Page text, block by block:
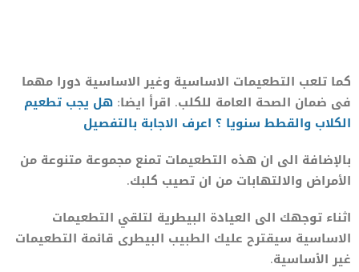
كما تلعب التطعيمات الاساسية وغير الاساسية دورا مهما
فى ضمان الصحة العامة للكلب. اقرأ ايضا: هل يجب تطعيم
الكلاب والقطط سنويا ؟ اعرف الاجابة بالتفصيل
بالإضافة الى ان هذه التطعيمات تمنع مجموعة متنوعة من
الأمراض والالتهابات من ان تصيب كلبك.
اثناء توجهك الى العيادة البيطرية لتلقي التطعيمات
الاساسية سيقترح عليك الطبيب البيطرى قائمة التطعيمات
غير الأساسية.